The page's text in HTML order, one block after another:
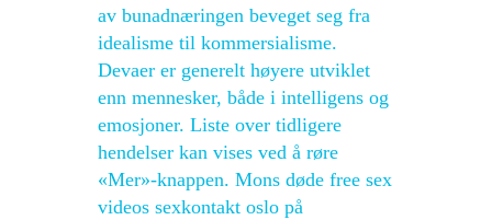
av bunadnæringen beveget seg fra
idealisme til kommersialisme.
Devaer er generelt høyere utviklet
enn mennesker, både i intelligens og
emosjoner. Liste over tidligere
hendelser kan vises ved å røre
«Mer»-knappen. Mons døde free sex
videos sexkontakt oslo på